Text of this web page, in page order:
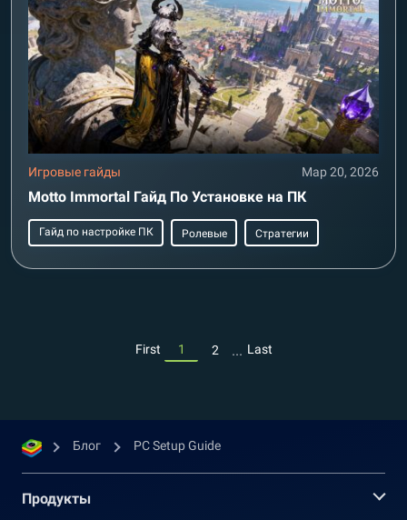
Игровые гайды Мар 20, 2026
Motto Immortal Гайд По Установке на ПК
Гайд по настройке ПК Ролевые Стратегии
First 1 2 ... Last
Блог PC Setup Guide
Продукты